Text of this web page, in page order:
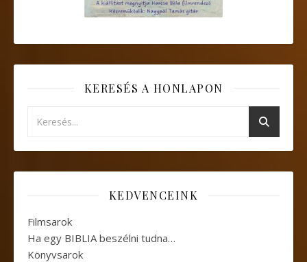
KERESÉS A HONLAPON
KEDVENCEINK
Filmsarok
Ha egy BIBLIA beszélni tudna…
Könyvsarok